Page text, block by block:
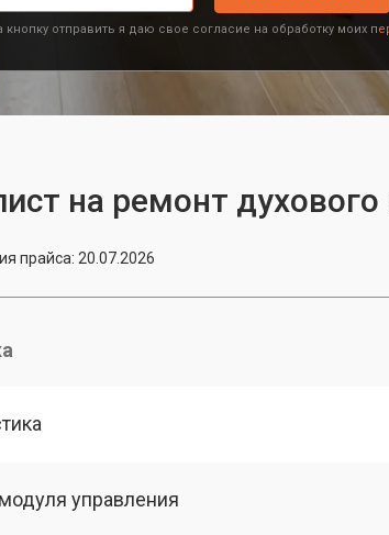
кнопку отправить я даю свое согласие на обработку моих
на ремонт
прайса: 20.07.2026
управления